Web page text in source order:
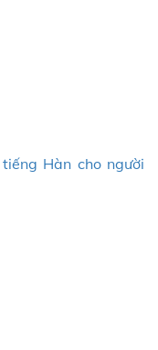
Hàn cho người